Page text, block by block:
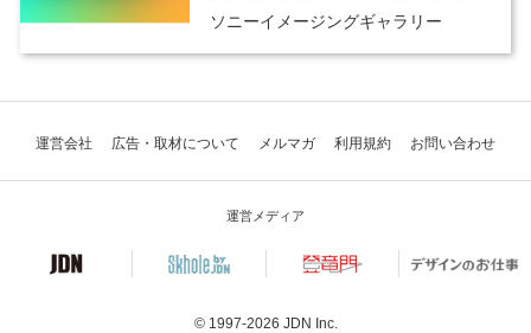
樹／船井友彦
ソニーイメージングギャラリー
運営会社 広告・取材について メルマガ 利用規約 お問い合わせ
運営メディア
© 1997-2026 JDN Inc.